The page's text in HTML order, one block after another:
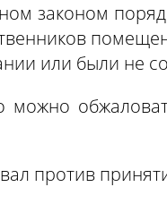
законом
или были не
против